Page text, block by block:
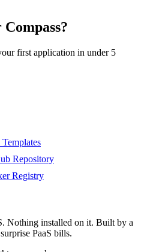
first application in under 5
Repository
Registry
Nothing installed on it. Built by a
PaaS bills.